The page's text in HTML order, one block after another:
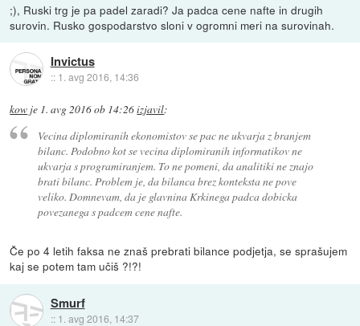
;), Ruski trg je pa padel zaradi? Ja padca cene nafte in drugih
surovin. Rusko gospodarstvo sloni v ogromni meri na surovinah.
Invictus
:: 1. avg 2016, 14:36
kow je 1. avg 2016 ob 14:26izjavil:
Vecina diplomiranih ekonomistov se pac ne ukvarja z branjem
bilanc. Podobno kot se vecina diplomiranih informatikov ne
ukvarja s programiranjem. To ne pomeni, da analitiki ne znajo
brati bilanc. Problem je, da bilanca brez konteksta ne pove
veliko. Domnevam, da je glavnina Krkinega padca dobicka
povezanega s padcem cene nafte.
Če po 4 letih faksa ne znaš prebrati bilance podjetja, se sprašujem
kaj se potem tam učiš ?!?!
Smurf
:: 1. avg 2016, 14:37